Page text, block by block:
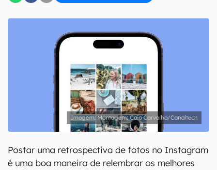
Montagem: Caio Carvalho/Canaltech
Postar uma retrospectiva de fotos no Instagram
é uma boa maneira de relembrar os melhores